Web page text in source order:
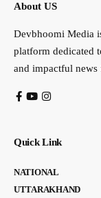
About US
Devbhoomi Media
platform dedicated
and impactful
Quick Link
NATIONAL
UTTARAKHAND